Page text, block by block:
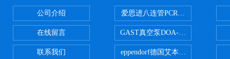
公司介绍
在线留言
联系我们
爱思进八连管PCR-0208-C
GAST真空泵DOA-P504-BN
eppendorf德国艾本德台式高速离